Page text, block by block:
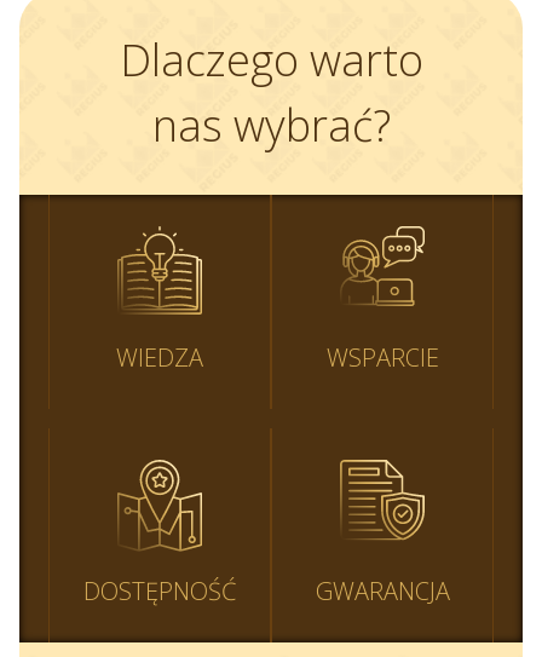
Dlaczego warto
nas wybrać?
WIEDZA WSPARCIE
DOSTĘPNOŚĆ GWARANCJA